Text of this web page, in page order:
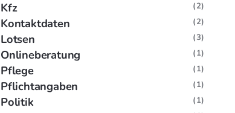
Kfz (2)
Kontaktdaten (2)
Lotsen (3)
Onlineberatung (1)
Pflege (1)
Pflichtangaben (1)
Politik (1)